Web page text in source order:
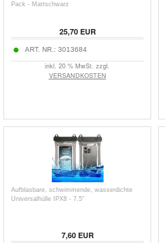
Pack - Mattschwarz
25,70EUR
ART. NR.: 3013684
inkl. 20 % MwSt. zzgl.
VERSANDKOSTEN
Aufblasbare, schwimmende, wasserdichte
Universalhülle IPX8 - 7.5"
7,60EUR